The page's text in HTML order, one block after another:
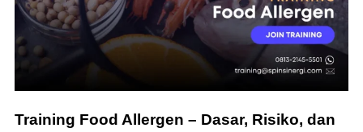
Training Food Allergen – Dasar, Risiko, dan